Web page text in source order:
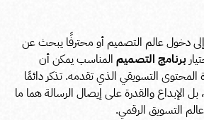
دخول عالم التصميم أو محترفًا يبحث عن
برنامج التصميم المناسب يمكن أن
المحتوى التسويقي الذي تقدمه. تذكر دائمًا
الإبداع والقدرة على إيصال الرسالة هما ما
التسويق الرقمي.